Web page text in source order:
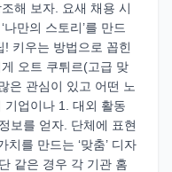
해 보자. 요새 채용 시
만의 스토리’를 만드
키우는 방법으로 꼽힌
오트 쿠튀르(고급 맞
은 관심이 있고 어떤 노
기업이나 1. 대외 활동
보를 얻자. 단체에 표현
를 만드는 ‘맞춤’ 디자
같은 경우 각 기관 홈